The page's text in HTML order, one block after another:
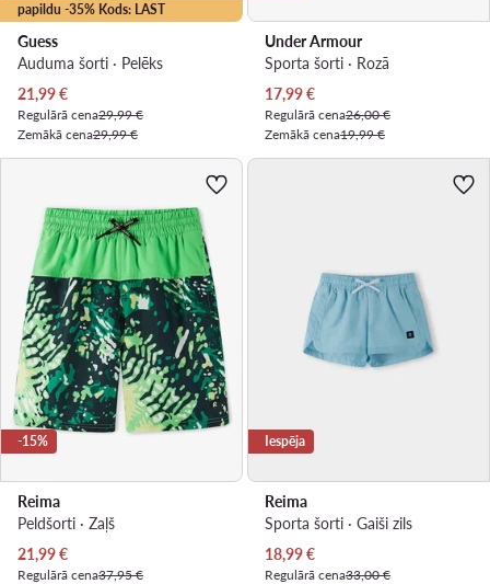
papildu -35% Kods: LAST
Guess
Auduma šorti · Pelēks
Pašreizējā cena
21,99€
Regulārā cena29,99 €
Zemākā cena29,99 €
Under Armour
Sporta šorti · Rozā
Pašreizējā cena
17,99€
Regulārā cena26,00 €
Zemākā cena19,99 €
-15%
Reima
Peldšorti · Zaļš
Pašreizējā cena
21,99€
Regulārā cena37,95 €
Iespēja
Reima
Sporta šorti · Gaiši zils
Pašreizējā cena
18,99€
Regulārā cena33,00 €